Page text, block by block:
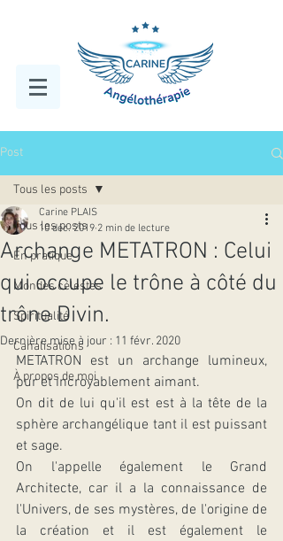
Post
Tous les posts
En pratique
Mondes célestes
Spiritualité
Canalisations
À propos de moi
Tous les posts
Archange METATRON : Celui
qui occupe le trône à côté du
trône Divin.
Carine PLAIS
10 déc. 2019 2 min de lecture
Dernière mise à jour : 11 févr. 2020
METATRON est un archange lumineux,
pur et incroyablement aimant.
On dit de lui qu'il est est à la tête de la
sphère archangélique tant il est puissant
et sage.
On l'appelle également le Grand
Architecte, car il a la connaissance de
l'Univers, de ses mystères, de l'origine de
la création et il est également le